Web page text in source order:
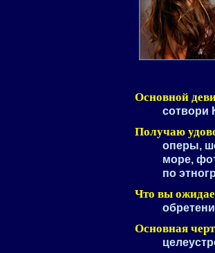
Основной
сотвори
Получаю
оперы,
море,
по
Что вы
Основная